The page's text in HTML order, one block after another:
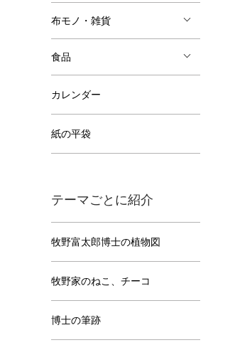
布モノ・雑貨
食品
カレンダー
紙の平袋
テーマごとに紹介
牧野富太郎博士の植物図
牧野家のねこ、チーコ
博士の筆跡